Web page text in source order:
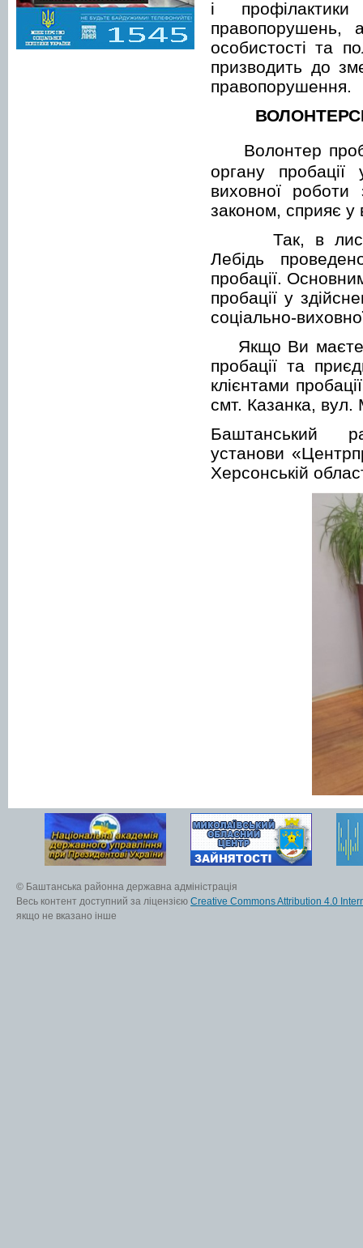
і
правопорушень,
особистості та
призводить до
Волонтер
органу пробації
виховної
законом, сприяє у
Так, в
Лебідь
пробації.
пробації у
соціально-
Якщо Ви маєте
пробації та
клієнтами
смт. Казанка, вул.
Баштанський
установи
Херсонській
© Баштанська районна державна адміністрація
Весь контент доступний за ліцензією Creative Commons Attribution 4.0
якщо не вказано інше